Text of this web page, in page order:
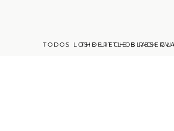
TODOS LOS DERECHOS
THE LITTLE BLACK